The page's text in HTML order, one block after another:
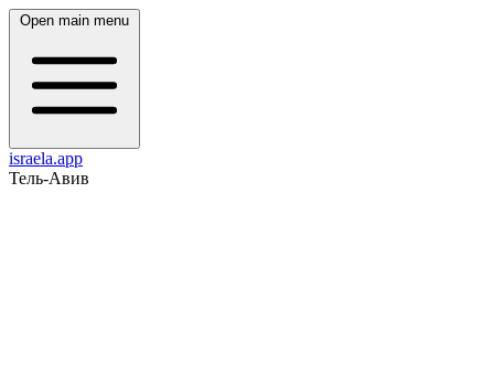
Open main menu
israela.app
Тель-Авив